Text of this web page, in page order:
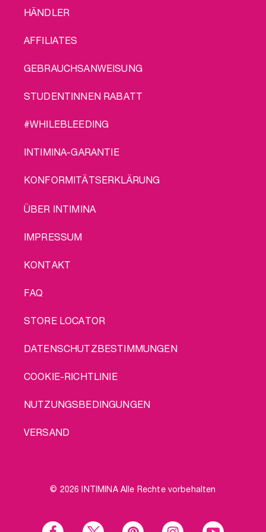
FOOTER
HÄNDLER
AFFILIATES
GEBRAUCHSANWEISUNG
STUDENTINNEN RABATT
#WHILEBLEEDING
INTIMINA-GARANTIE
KONFORMITÄTSERKLÄRUNG
LEGAL
ÜBER INTIMINA
IMPRESSUM
KONTAKT
FAQ
STORE LOCATOR
DATENSCHUTZBESTIMMUNGEN
COOKIE-RICHTLINIE
NUTZUNGSBEDINGUNGEN
VERSAND
© 2026 INTIMINA Alle Rechte vorbehalten